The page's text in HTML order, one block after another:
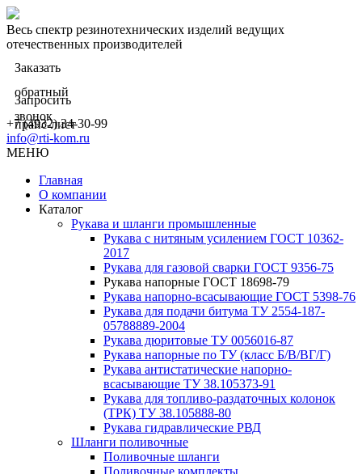
Весь спектр резинотехнических изделий ведущих
отечественных производителей
Заказать
обратный
звонок
Запросить
прайс-лист
+7 (4932) 34-30-99
info@rti-kom.ru
МЕНЮ
Главная
О компании
Каталог
Рукава и шланги промышленные
Рукава с нитяным усилением ГОСТ 10362-
2017
Рукава для газовой сварки ГОСТ 9356-75
Рукава напорные ГОСТ 18698-79
Рукава нaпорно-всасывающие ГОСТ 5398-76
Рукава для подачи битума ТУ 2554-187-
05788889-2004
Рукава дюритовые ТУ 0056016-87
Рукава напорные по ТУ (класс Б/В/ВГ/Г)
Рукава антистатические напорно-
всасывающие ТУ 38.105373-91
Рукава для топливо-раздаточных колонок
(ТРК) ТУ 38.105888-80
Рукава гидравлические РВД
Шланги поливочные
Поливочные шланги
Поливочные комплекты